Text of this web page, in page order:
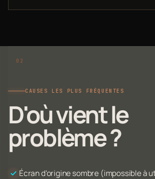
CAUSES LES PLUS FRÉQUENTES
D'où vient le
problème ?
Écran d'origine sombre (impossible à